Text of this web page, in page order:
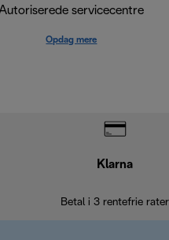
servicecentre
Opdag mere
Klarna
Betal i 3 rentefrie rater